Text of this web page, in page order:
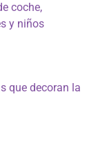
coche,
y niños
que decoran la